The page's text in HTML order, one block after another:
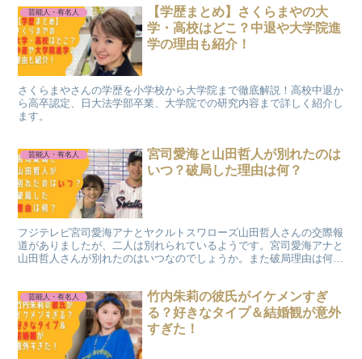
芸能人・有名人
【学歴まとめ】さくらまやの大
学・高校はどこ？中退や大学院進
学の理由も紹介！
さくらまやさんの学歴を小学校から大学院まで徹底解説！高校中退か
ら高卒認定、日大法学部卒業、大学院での研究内容まで詳しく紹介し
ます。
芸能人・有名人
宮司愛海と山田哲人が別れたのは
いつ？破局した理由は何？
フジテレビ宮司愛海アナとヤクルトスワローズ山田哲人さんの交際報
道がありましたが、二人は別れられているようです。宮司愛海アナと
山田哲人さんが別れたのはいつなのでしょうか。また破局理由は何な
芸能人・有名人
竹内朱莉の彼氏がイケメンすぎ
る？好きなタイプ＆結婚観が意外
すぎた！